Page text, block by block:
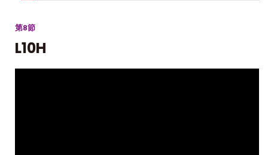
第8節
L10H